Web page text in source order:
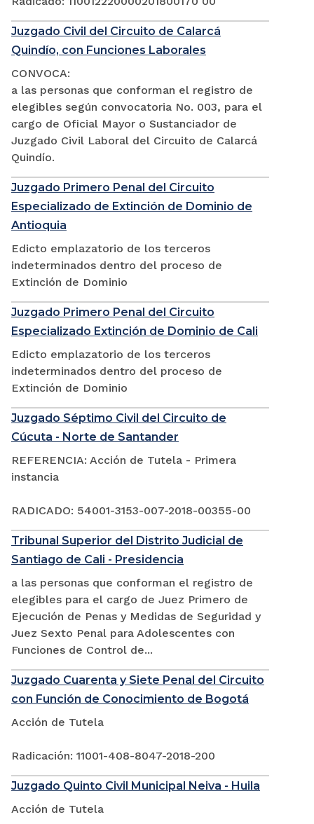
Juzgado Civil del Circuito de Calarcá
Quindío, con Funciones Laborales
CONVOCA:
a las personas que conforman el registro de
elegibles según convocatoria No. 003, para el
cargo de Oficial Mayor o Sustanciador de
Juzgado Civil Laboral del Circuito de Calarcá
Quindío.
Juzgado Primero Penal del Circuito
Especializado de Extinción de Dominio de
Antioquia
Edicto emplazatorio de los terceros
indeterminados dentro del proceso de
Extinción de Dominio
Juzgado Primero Penal del Circuito
Especializado Extinción de Dominio de Cali
Edicto emplazatorio de los terceros
indeterminados dentro del proceso de
Extinción de Dominio
Juzgado Séptimo Civil del Circuito de
Cúcuta - Norte de Santander
REFERENCIA: Acción de Tutela - Primera
instancia
RADICADO: 54001-3153-007-2018-00355-00
Tribunal Superior del Distrito Judicial de
Santiago de Cali - Presidencia
a las personas que conforman el registro de
elegibles para el cargo de Juez Primero de
Ejecución de Penas y Medidas de Seguridad y
Juez Sexto Penal para Adolescentes con
Funciones de Control de...
Juzgado Cuarenta y Siete Penal del Circuito
con Función de Conocimiento de Bogotá
Acción de Tutela
Radicación: 11001-408-8047-2018-200
Juzgado Quinto Civil Municipal Neiva - Huila
Acción de Tutela